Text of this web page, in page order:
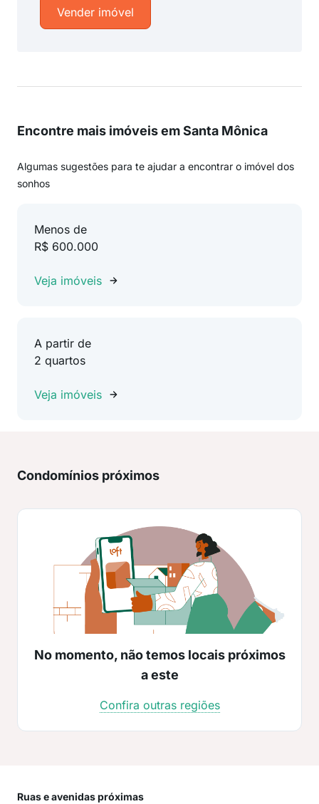
Vender imóvel
Encontre mais imóveis em Santa Mônica
Algumas sugestões para te ajudar a encontrar o imóvel dos
sonhos
Menos de
R$ 600.000
Veja imóveis
A partir de
2 quartos
Veja imóveis
Condomínios próximos
No momento, não temos locais próximos
a este
Confira outras regiões
Ruas e avenidas próximas